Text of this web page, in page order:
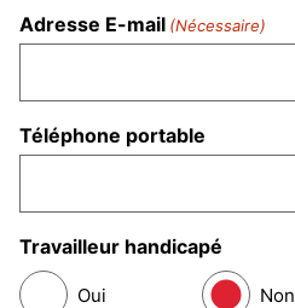
Adresse E-mail (Nécessaire)
Téléphone portable
Travailleur handicapé
Oui Non